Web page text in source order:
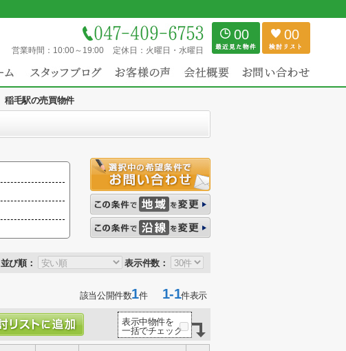
営業時間： 10:00～19:00 定休日： 火曜日・水曜日
00 00
稲毛駅の売買物件
並び順： 表示件数：
該当公開件数1件1-1件表示
表示中物件を
一括でチェック